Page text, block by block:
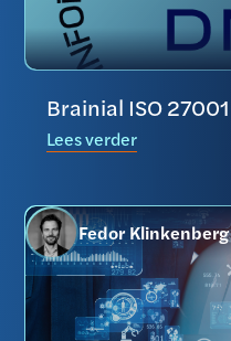
Brainial ISO
Lees verder
Fedor Klinkenberg